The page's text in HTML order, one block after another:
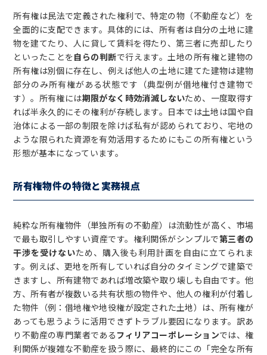
所有権は民法で定義された権利で、特定の物（不動産など）を
全面的に支配できます。具体的には、所有者は自分の土地に建
物を建てたり、人に貸して賃料を得たり、第三者に売却したり
といったことを自らの判断で行えます。土地の所有権と建物の
所有権は別個に存在し、例えば他人の土地に建てた建物は建物
部分のみ所有権がある状態です（典型例が借地権付き建物で
す）。所有権には期限がなく時効消滅しないため、一度取得す
れば半永久的にその権利が存続します。日本では土地は国や自
治体による一部の制限を除けば私有が認められており、宅地の
ような限られた資源を有効活用するためにもこの所有権という
形態が基本になっています。
所有権物件の特徴と実務視点
純粋な所有権物件（単独所有の不動産）は流動性が高く、市場
で最も取引しやすい資産です。権利関係がシンプルで第三者の
干渉を受けないため、購入後も利用計画を自由に立てられま
す。例えば、更地を所有していれば自分のタイミングで建築で
きますし、所有建物であれば増改築や取り壊しも自由です。他
方、所有者が複数いる共有状態の物件や、他人の権利が付着し
た物件（例：借地権や地役権が設定された土地）は、所有権が
あっても思うように活用できずトラブル要因になります。訳あ
り不動産の専門業者であるフィリアコーポレーションでは、権
利関係が複雑な不動産を扱う際に、最終的にこの「完全な所有